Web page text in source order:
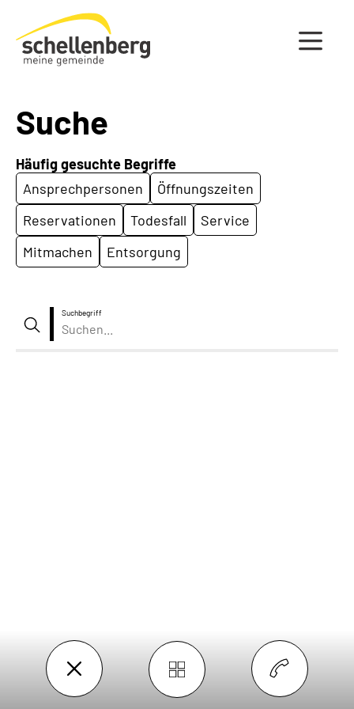
Gemeinde Schellenberg Startseite
Suche
Häufig gesuchte Begriffe
Ansprechpersonen
Öffnungszeiten
Reservationen
Todesfall
Service
Mitmachen
Entsorgung
Suchbegriff